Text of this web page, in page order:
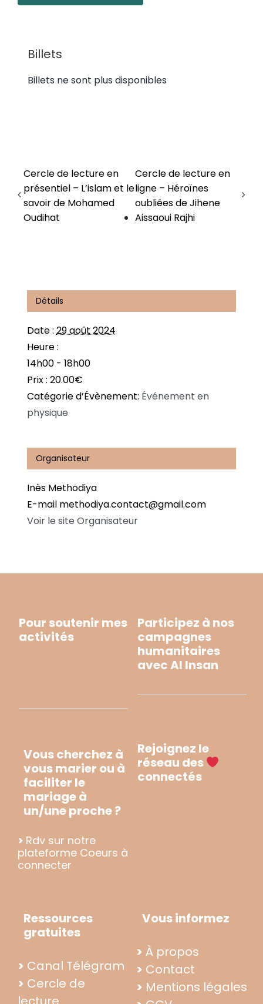
Billets
Billets ne sont plus disponibles
Cercle de lecture en
présentiel – L’islam et le
savoir de Mohamed
Oudihat
Cercle de lecture en
ligne – Héroïnes
oubliées de Jihene
Aissaoui Rajhi
Détails
Date : 29 août 2024
Heure :
14h00 - 18h00
Prix : 20.00€
Catégorie d’Évènement: Événement en
physique
Organisateur
Inès Methodiya
E-mail methodiya.contact@gmail.com
Voir le site Organisateur
Participez à nos
campagnes
humanitaires
avec Al Insan
Rejoignez le
réseau des
connectés
Pour soutenir mes
activités
Vous cherchez à
vous marier ou à
faciliter le
mariage à
un/une proche ?
> Rdv sur notre
plateforme Coeurs à
connecter
Ressources
gratuites
> Canal Télégram
> Cercle de
Vous informez
> À propos
> Contact
> Mentions légales